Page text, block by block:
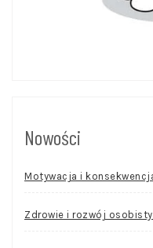
Nowości
Motywacja i
Zdrowie i rozwój